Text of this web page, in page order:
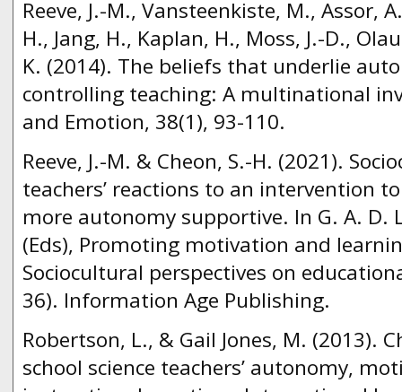
Reeve, J.-M., Vansteenkiste, M., Assor,
H., Jang, H., Kaplan, H., Moss, J.-D.,
K. (2014). The beliefs that underlie
controlling teaching: A multinational
and Emotion, 38(1), 93-110.
Reeve, J.-M. & Cheon, S.-H. (2021).
teachers’ reactions to an intervention
more autonomy supportive. In G. A. D.
(Eds), Promoting motivation and
Sociocultural perspectives on
36). Information Age Publishing.
Robertson, L., & Gail Jones, M. (2013).
school science teachers’ autonomy,